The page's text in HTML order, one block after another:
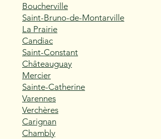
Boucherville
Saint-Bruno-de-Montarville
La Prairie
Candiac
Saint-Constant
Châteauguay
Mercier
Sainte-Catherine
Varennes
Verchères
Carignan
Chambly